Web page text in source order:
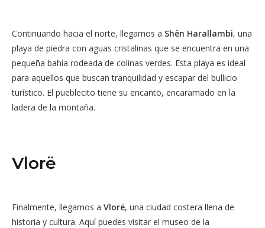
Continuando hacia el norte, llegamos a Shën Harallambi, una
playa de piedra con aguas cristalinas que se encuentra en una
pequeña bahía rodeada de colinas verdes. Esta playa es ideal
para aquellos que buscan tranquilidad y escapar del bullicio
turístico. El pueblecito tiene su encanto, encaramado en la
ladera de la montaña.
Vlorë
Finalmente, llegamos a Vlorë, una ciudad costera llena de
historia y cultura. Aquí puedes visitar el museo de la